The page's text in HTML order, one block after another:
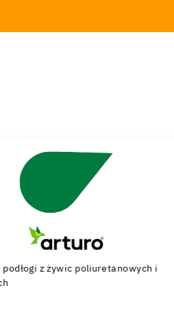
żywic poliuretanowych i